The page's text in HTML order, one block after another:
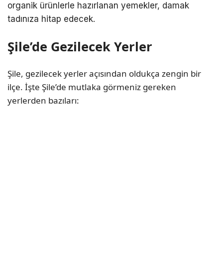
organik ürünlerle hazırlanan yemekler, damak
tadınıza hitap edecek.
Şile’de Gezilecek Yerler
Şile, gezilecek yerler açısından oldukça zengin bir
ilçe. İşte Şile’de mutlaka görmeniz gereken
yerlerden bazıları: